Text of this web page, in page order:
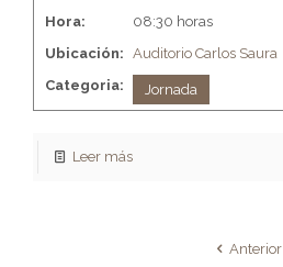
Hora:
08:30 horas
Ubicación: Auditorio Carlos Saura
Categoria:
Jornada
Leer más
Anterior